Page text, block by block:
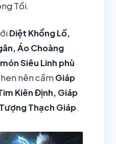
Tối.
Diệt Khổng Lồ,
Áo Choàng
Siêu Linh phù
nên cầm Giáp
Kiên Định, Giáp
Thạch Giáp.